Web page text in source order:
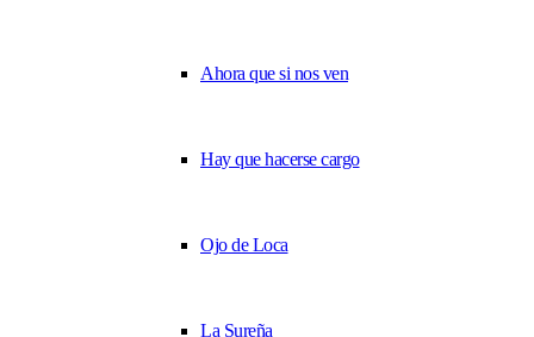
Ahora que si nos ven
Hay que hacerse cargo
Ojo de Loca
La Sureña